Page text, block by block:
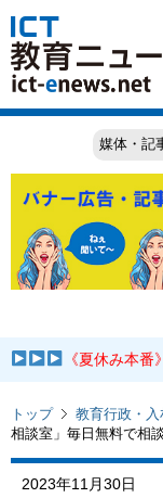
媒体・記
《夏休み本番
トップ 教育行政・入
相談室」毎日無料で相
2023年11月30日